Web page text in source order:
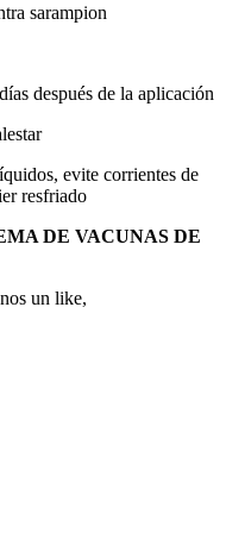
después de la aplicación
evite corrientes de
resfriado
DE VACUNAS DE
un like,